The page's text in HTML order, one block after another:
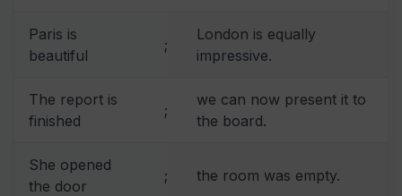
Paris is
beautiful
;
London is equally
impressive.
The report is
finished
;
we can now present it to
the board.
She opened
the door
; the room was empty.